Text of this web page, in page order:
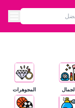
الجمال المجوهرات